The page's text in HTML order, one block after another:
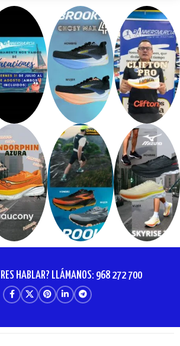
HABLAR? LLÁMANOS: 968 272 700